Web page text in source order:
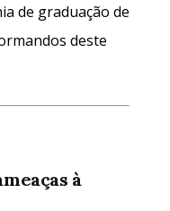
de graduação de
deste
à